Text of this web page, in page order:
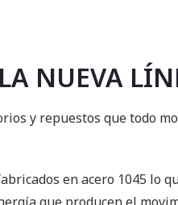
NUEVA
y repuestos que todo
en acero 1045 lo